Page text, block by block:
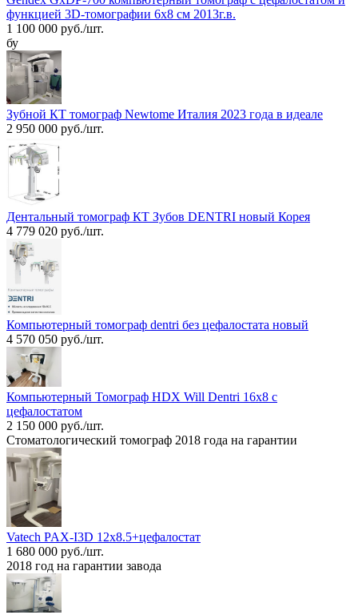
функцией 3D-томографии 6х8 см 2013г.в.
1 100 000 руб./шт.
бу
Зубной КТ томограф Newtome Италия 2023 года в идеале
2 950 000 руб./шт.
Дентальный томограф КТ Зубов DENTRI новый Корея
4 779 020 руб./шт.
Компьютерный томограф dentri без цефалостата новый
4 570 050 руб./шт.
Компьютерный Томограф HDX Will Dentri 16х8 с
цефалостатом
2 150 000 руб./шт.
Стоматологический томограф 2018 года на гарантии
Vatech PAX-I3D 12х8.5+цефалостат
1 680 000 руб./шт.
2018 год на гарантии завода